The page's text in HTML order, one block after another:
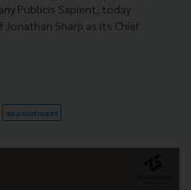
Publicis Sapient, today
Sharp as its Chief
appointment